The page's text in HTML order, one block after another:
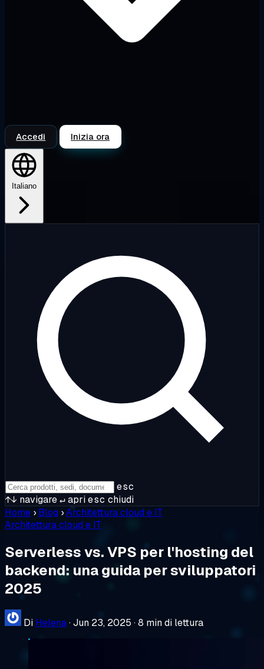
Accedi Inizia ora
Italiano
esc
↑↓ navigare↵apriesc chiudi
Home › Blog ›Architettura cloud e IT
Architettura cloud e IT
Serverless vs. VPS per l'hosting del
backend: una guida per sviluppatori
2025
Di Helena·Jun 23, 2025 ·8 min di lettura